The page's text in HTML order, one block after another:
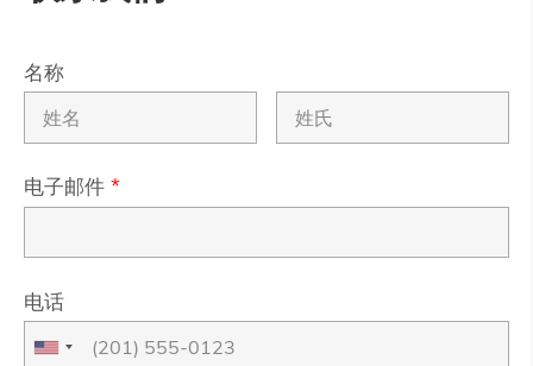
名称
电子邮件 *
电话